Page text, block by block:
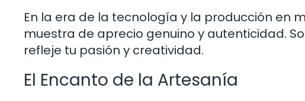
En la era de la tecnología y la producción en
muestra de aprecio genuino y autenticidad.
refleje tu pasión y creatividad.
El Encanto de la Artesanía